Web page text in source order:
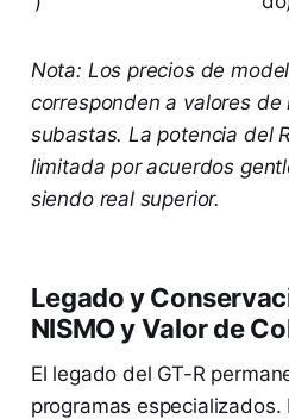
Nota: Los precios de
corresponden a valores
subastas. La potencia del
limitada por acuerdos
siendo real superior.
Legado y
NISMO y Valor de
El legado del GT-R
programas especializados.